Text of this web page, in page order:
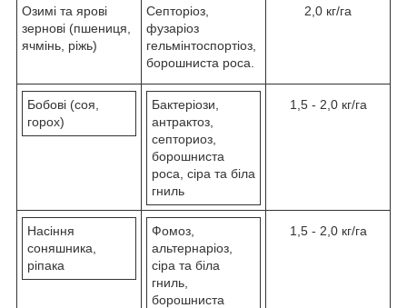
Озимі та ярові
зернові (пшениця,
ячмінь, ріжь)
Септоріоз,
фузаріоз
гельмінтоспортіоз,
борошниста роса.
2,0 кг/га
Бобові (соя,
горох)
Бактеріози,
антрактоз,
септориоз,
борошниста
роса, сіра та біла
гниль
1,5 - 2,0 кг/га
Насіння
соняшника,
ріпака
Фомоз,
альтернаріоз,
сіра та біла
гниль,
борошниста
1,5 - 2,0 кг/га